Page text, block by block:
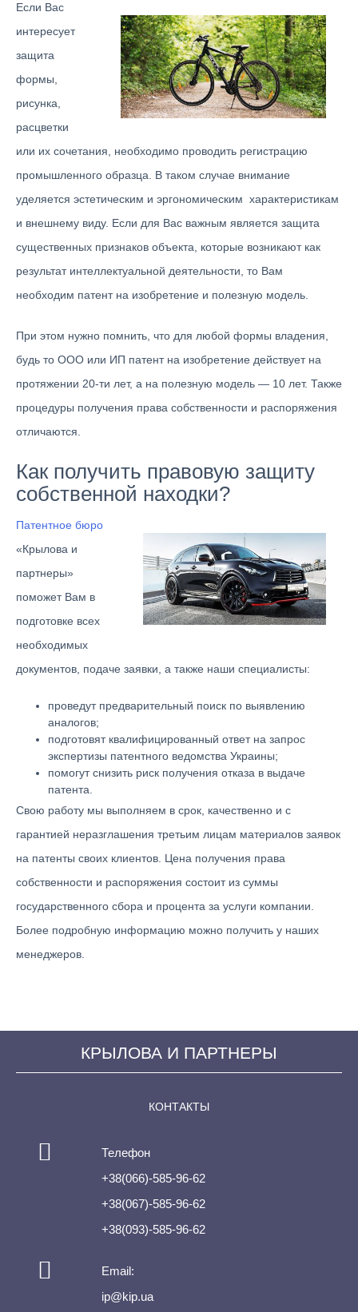
Если Вас
интересует
защита
формы,
рисунка,
расцветки
или их сочетания, необходимо проводить регистрацию
промышленного образца. В таком случае внимание
уделяется эстетическим и эргономическим характеристикам
и внешнему виду. Если для Вас важным является защита
существенных признаков объекта, которые возникают как
результат интеллектуальной деятельности, то Вам
необходим патент на изобретение и полезную модель.
При этом нужно помнить, что для любой формы владения,
будь то ООО или ИП патент на изобретение действует на
протяжении 20-ти лет, а на полезную модель — 10 лет. Также
процедуры получения права собственности и распоряжения
отличаются.
Как получить правовую защиту
собственной находки?
Патентное бюро
«Крылова и
партнеры»
поможет Вам в
подготовке всех
необходимых
документов, подаче заявки, а также наши специалисты:
проведут предварительный поиск по выявлению
аналогов;
подготовят квалифицированный ответ на запрос
экспертизы патентного ведомства Украины;
помогут снизить риск получения отказа в выдаче
патента.
Свою работу мы выполняем в срок, качественно и с
гарантией неразглашения третьим лицам материалов заявок
на патенты своих клиентов. Цена получения права
собственности и распоряжения состоит из суммы
государственного сбора и процента за услуги компании.
Более подробную информацию можно получить у наших
менеджеров.
КРЫЛОВА И ПАРТНЕРЫ
КОНТАКТЫ
Телефон
+38(066)-585-96-62
+38(067)-585-96-62
+38(093)-585-96-62
Email:
ip@kip.ua